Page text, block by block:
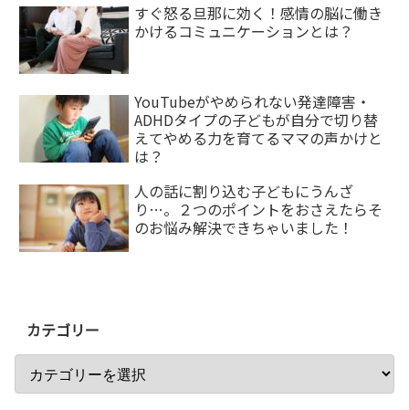
すぐ怒る旦那に効く！感情の脳に働き
かけるコミュニケーションとは？
YouTubeがやめられない発達障害・
ADHDタイプの子どもが自分で切り替
えてやめる力を育てるママの声かけと
は？
人の話に割り込む子どもにうんざ
り…。２つのポイントをおさえたらそ
のお悩み解決できちゃいました！
カテゴリー